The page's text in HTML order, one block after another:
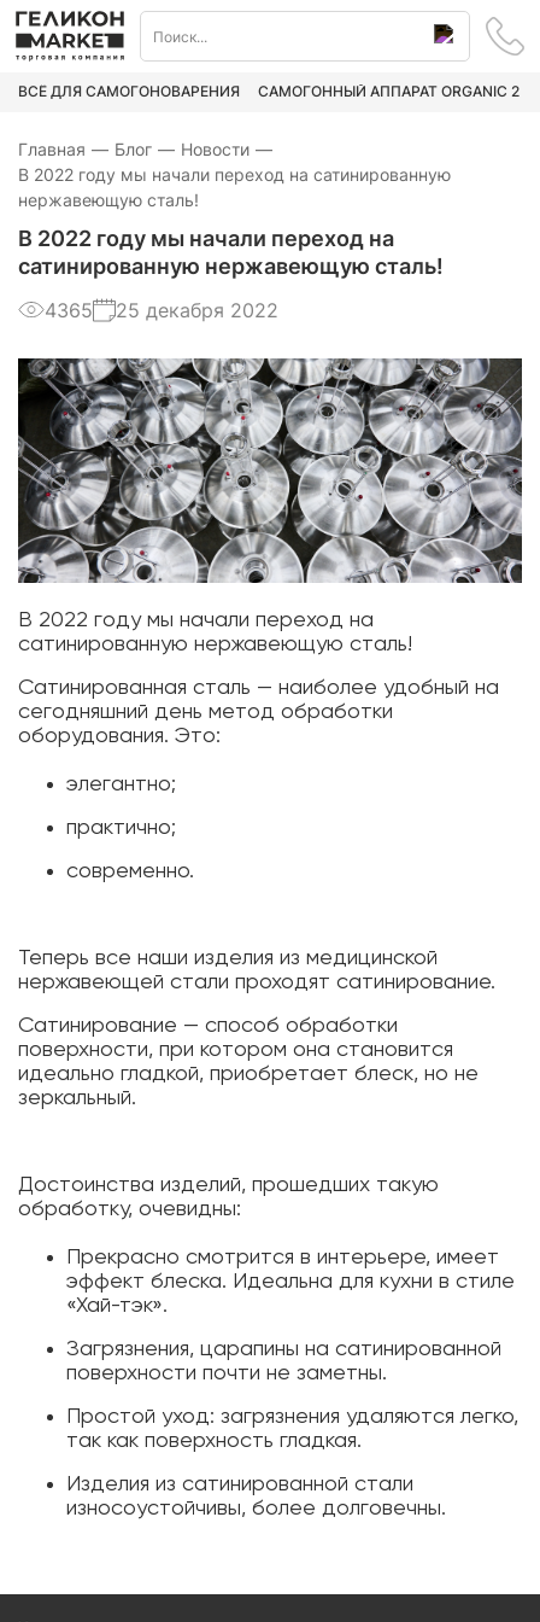
ВСЁ ДЛЯ САМОГОНОВАРЕНИЯ САМОГОННЫЙ АППАРАТ ORGANIC 2
Главная — Блог — Новости —
В 2022 году мы начали переход на сатинированную
нержавеющую сталь!
В 2022 году мы начали переход на
сатинированную нержавеющую сталь!
4365 25 декабря 2022
В 2022 году мы начали переход на
сатинированную нержавеющую сталь!
Сатинированная сталь — наиболее удобный на
сегодняшний день метод обработки
оборудования. Это:
элегантно;
практично;
современно.
Теперь все наши изделия из медицинской
нержавеющей стали проходят сатинирование.
Сатинирование — способ обработки
поверхности, при котором она становится
идеально гладкой, приобретает блеск, но не
зеркальный.
Достоинства изделий, прошедших такую
обработку, очевидны:
Прекрасно смотрится в интерьере, имеет
эффект блеска. Идеальна для кухни в стиле
«Хай-тэк».
Загрязнения, царапины на сатинированной
поверхности почти не заметны.
Простой уход: загрязнения удаляются легко,
так как поверхность гладкая.
Изделия из сатинированной стали
износоустойчивы, более долговечны.